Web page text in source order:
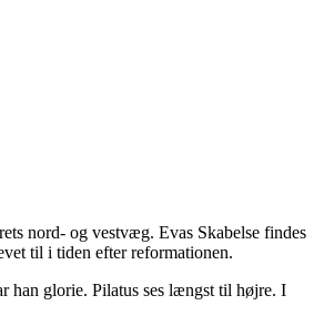
nord- og vestvæg. Evas Skabelse findes
til i tiden efter reformationen.
han glorie. Pilatus ses længst til højre. I